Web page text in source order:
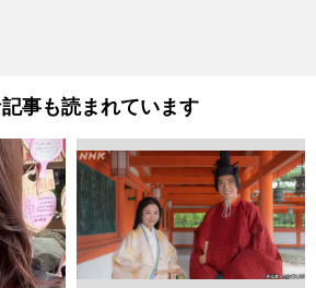
事も読まれています